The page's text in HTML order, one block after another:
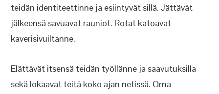
teidän identiteettinne ja esiintyvät sillä. Jättävät
jälkeensä savuavat rauniot. Rotat katoavat
kaverisivuiltanne.
Elättävät itsensä teidän työllänne ja saavutuksilla
sekä lokaavat teitä koko ajan netissä. Oma